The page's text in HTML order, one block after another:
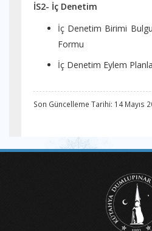
İS2- İç Denetim
İç Denetim Birimi
Formu
İç Denetim Eylem
Son Güncelleme Tarihi: 14 Mayıs